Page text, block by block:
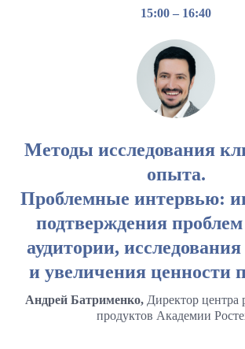
15:00 – 16:40
Методы исследования
опыта.
Проблемные интервью:
подтверждения
аудитории,
и увеличения ценности
Андрей Батрименко, Директор центра
продуктов Академии